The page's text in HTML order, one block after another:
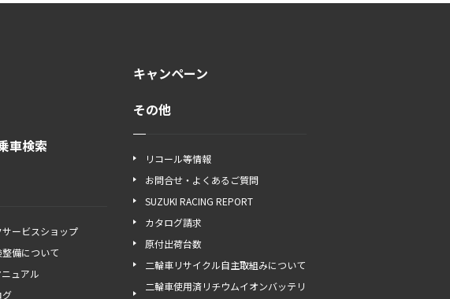
車検索
ービスショップ
備について
ュアル
グ
キャンペーン
その他
リコール等情報
お問合せ・よくあるご質問
SUZUKI RACING REPORT
カタログ請求
原付出荷台数
二輪車リサイクル自主取組みについて
二輪車使用済リチウムイオンバッテリ